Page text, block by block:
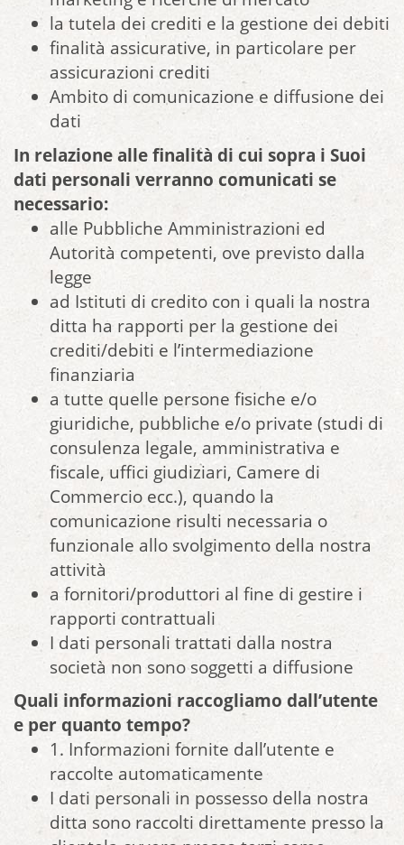
la tutela dei crediti e la gestione dei debiti
finalità assicurative, in particolare per
assicurazioni crediti
Ambito di comunicazione e diffusione dei
dati
In relazione alle finalità di cui sopra i Suoi
dati personali verranno comunicati se
necessario:
alle Pubbliche Amministrazioni ed
Autorità competenti, ove previsto dalla
legge
ad Istituti di credito con i quali la nostra
ditta ha rapporti per la gestione dei
crediti/debiti e l’intermediazione
finanziaria
a tutte quelle persone fisiche e/o
giuridiche, pubbliche e/o private (studi di
consulenza legale, amministrativa e
fiscale, uffici giudiziari, Camere di
Commercio ecc.), quando la
comunicazione risulti necessaria o
funzionale allo svolgimento della nostra
attività
a fornitori/produttori al fine di gestire i
rapporti contrattuali
I dati personali trattati dalla nostra
società non sono soggetti a diffusione
Quali informazioni raccogliamo dall’utente
e per quanto tempo?
1. Informazioni fornite dall’utente e
raccolte automaticamente
I dati personali in possesso della nostra
ditta sono raccolti direttamente presso la